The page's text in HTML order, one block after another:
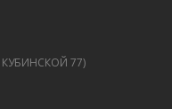
77)